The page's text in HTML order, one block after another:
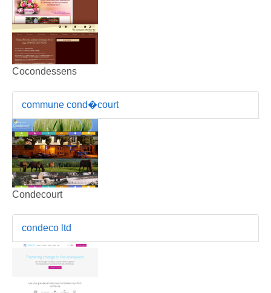
Cocondessens
commune cond�court
Condecourt
condeco ltd